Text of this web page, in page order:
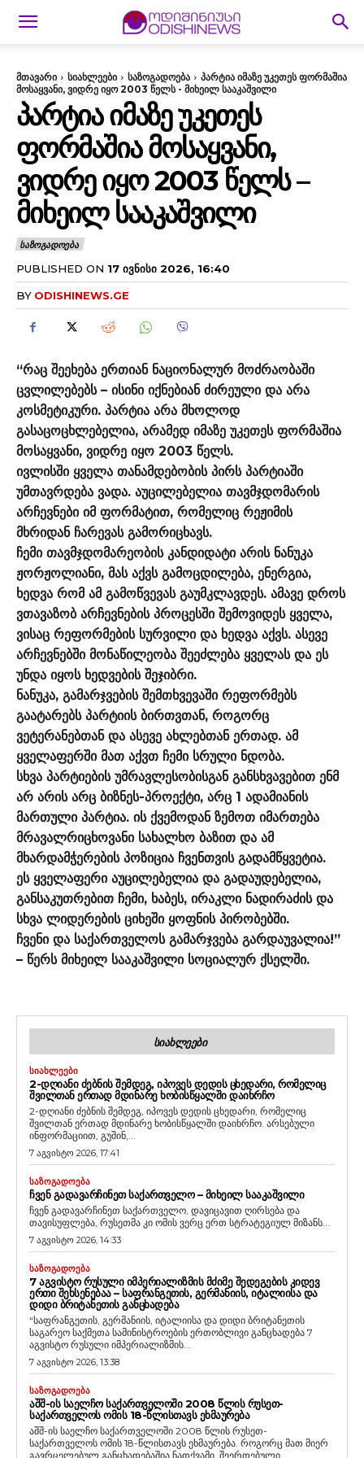
მთავარი სიახლეები საზოგადოება
პარტია იმაზე უკეთეს ფორმაშია
მოსაყვანი, ვიდრე იყო 2003 წელს - მიხეილ სააკაშვილი
ᲞᲐᲠᲢᲘᲐ ᲘᲛᲐᲖᲔ ᲣᲙᲔᲗᲔᲡ
ᲤᲝᲠᲛᲐᲨᲘᲐ ᲛᲝᲡᲐᲧᲕᲐᲜᲘ,
ᲕᲘᲓᲠᲔ ᲘᲧᲝ 2003 ᲬᲔᲚᲡ –
ᲛᲘᲮᲔᲘᲚ ᲡᲐᲐᲙᲐᲨᲕᲘᲚᲘ
ᲡᲐᲖᲝᲒᲐᲓᲝᲔᲑᲐ
PUBLISHED ON 17 ᲘᲕᲜᲘᲡᲘ 2026, 16:40
BY ODISHINEWS.GE
“რაც შეეხება ერთიან ნაციონალურ მოძრაობაში
ცვლილებებს – ისინი იქნებიან ძირეული და არა
კოსმეტიკური. პარტია არა მხოლოდ
გასაცოცხლებელია, არამედ იმაზე უკეთეს ფორმაშია
მოსაყვანი, ვიდრე იყო 2003 წელს.
ივლისში ყველა თანამდებობის პირს პარტიაში
უმთავრდება ვადა. აუცილებელია თავმჯდომარის
არჩევნები იმ ფორმატით, რომელიც რეჟიმის
მხრიდან ჩარევას გამორიცხავს.
ჩემი თავმჯდომარეობის კანდიდატი არის ნანუკა
ჟორჟოლიანი, მას აქვს გამოცდილება, ენერგია,
ხედვა რომ ამ გამოწვევას გაუმკლავდეს. ამავე დროს
ვთავაზობ არჩევნების პროცესში შემოვიდეს ყველა,
ვისაც რეფორმების სურვილი და ხედვა აქვს. ასევე
არჩევნებში მონაწილეობა შეეძლება ყველას და ეს
უნდა იყოს ხედვების შეჯიბრი.
ნანუკა, გამარჯვების შემთხვევაში რეფორმებს
გაატარებს პარტიის ბირთვთან, როგორც
ვეტერანებთან და ასევე ახლებთან ერთად. ამ
ყველაფერში მათ აქვთ ჩემი სრული ნდობა.
სხვა პარტიების უმრავლესობისგან განსხვავებით ენმ
არ არის არც ბიზნეს-პროექტი, არც 1 ადამიანის
მართული პარტია. ის ქვემოდან ზემოთ იმართება
მრავალრიცხოვანი სახალხო ბაზით და ამ
მხარდამჭერების პოზიცია ჩვენთვის გადამწყვეტია.
ეს ყველაფერი აუცილებელია და გადაუდებელია,
განსაკუთრებით ჩემი, ხაბეს, ირაკლი ნადირაძის და
სხვა ლიდერების ციხეში ყოფნის პირობებში.
ჩვენი და საქართველოს გამარჯვება გარდაუვალია!”
– წერს მიხეილ სააკაშვილი სოციალურ ქსელში.
ᲡᲘᲐᲮᲚᲔᲔᲑᲘ
ᲡᲘᲐᲮᲚᲔᲔᲑᲘ
2-ᲓᲦᲘᲐᲜᲘ ᲫᲔᲑᲜᲘᲡ ᲨᲔᲛᲓᲔᲒ, ᲘᲞᲝᲕᲔᲡ ᲓᲔᲓᲘᲡ ᲪᲮᲔᲓᲐᲠᲘ, ᲠᲝᲛᲔᲚᲘᲪ
ᲨᲕᲘᲚᲗᲐᲜ ᲔᲠᲗᲐᲓ ᲛᲓᲘᲜᲐᲠᲔ ᲮᲝᲑᲘᲡᲬᲧᲐᲚᲨᲘ ᲓᲐᲘᲮᲠᲩᲝ
2-დღიანი ძებნის შემდეგ, იპოვეს დედის ცხედარი, რომელიც
შვილთან ერთად მდინარე ხობისწყალში დაიხრჩო. არსებული
ინფორმაციით, გუშინ,...
7 აგვისტო 2026, 17:41
ᲡᲐᲖᲝᲒᲐᲓᲝᲔᲑᲐ
ᲩᲕᲔᲜ ᲒᲐᲓᲐᲕᲐᲠᲩᲘᲜᲔᲗ ᲡᲐᲥᲐᲠᲗᲕᲔᲚᲝ – ᲛᲘᲮᲔᲘᲚ ᲡᲐᲐᲙᲐᲨᲕᲘᲚᲘ
ჩვენ გადავარჩინეთ საქართველო, დავიცავით ღირსება და
თავისუფლება, რუსეთმა კი ომის ვერც ერთ სტრატეგიულ მიზანს...
7 აგვისტო 2026, 14:33
ᲡᲐᲖᲝᲒᲐᲓᲝᲔᲑᲐ
7 ᲐᲒᲕᲘᲡᲢᲝ ᲠᲣᲡᲣᲚᲘ ᲘᲛᲞᲔᲠᲘᲐᲚᲘᲖᲛᲘᲡ ᲛᲫᲘᲛᲔ ᲨᲔᲓᲔᲒᲔᲑᲘᲡ ᲙᲘᲓᲔᲕ
ᲔᲠᲗᲘ ᲨᲔᲮᲡᲔᲜᲔᲑᲐᲐ – ᲡᲐᲤᲠᲐᲜᲒᲔᲗᲘᲡ, ᲒᲔᲠᲛᲐᲜᲘᲘᲡ, ᲘᲢᲐᲚᲘᲘᲡᲐ ᲓᲐ
ᲓᲘᲓᲘ ᲑᲠᲘᲢᲐᲜᲔᲗᲘᲡ ᲒᲐᲜᲪᲮᲐᲓᲔᲑᲐ
“საფრანგეთის, გერმანიის, იტალიისა და დიდი ბრიტანეთის
საგარეო საქმეთა სამინისტროების ერთობლივი განცხადება 7
აგვისტო რუსული იმპერიალიზმის...
7 აგვისტო 2026, 13:38
ᲡᲐᲖᲝᲒᲐᲓᲝᲔᲑᲐ
ᲐᲨᲨ-ᲘᲡ ᲡᲐᲔᲚᲩᲝ ᲡᲐᲥᲐᲠᲗᲕᲔᲚᲝᲨᲘ 2008 ᲬᲚᲘᲡ ᲠᲣᲡᲔᲗ-
ᲡᲐᲥᲐᲠᲗᲕᲔᲚᲝᲡ ᲝᲛᲘᲡ 18-ᲬᲚᲘᲡᲗᲐᲕᲡ ᲔᲮᲛᲐᲣᲠᲔᲑᲐ
აშშ-ის საელჩო საქართველოში 2008 წლის რუსეთ-
საქართველოს ომის 18-წლისთავს ეხმაურება. როგორც მათ მიერ
გავრცელებულ განცხადებაშია ნათქვამი, შეერთებული...